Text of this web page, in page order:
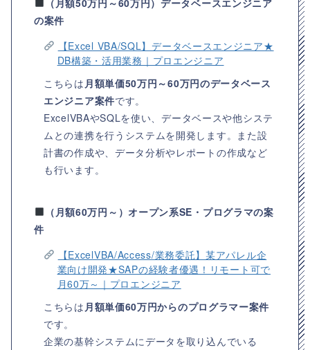
の案件
【Excel VBA/SQL】データベースエンジニア★
DB構築・活用業務｜プロエンジニア
こちらは 月額単価50万円～60万円のデータベース
エンジニア案件です。
ExcelVBAやSQLを使い、データベースや他システ
ムとの連携を行うシステムを開発します。また設
計書の作成や、データ分析やレポートの作成など
も行います。
（月額60万円～）オープン系SE・プログラマの案
件
【ExcelVBA/Access/業務委託】某アパレル企
業向け開発★SAPの経験者優遇！リモート可で
月60万～｜プロエンジニア
こちらは 月額単価60万円からのプログラマー案件
です。
企業の基幹システムにデータを取り込んでいる